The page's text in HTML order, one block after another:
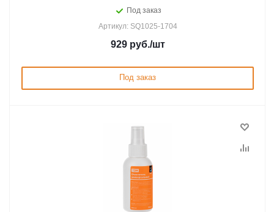
Под заказ
Артикул: SQ1025-1704
929руб./шт
Под заказ